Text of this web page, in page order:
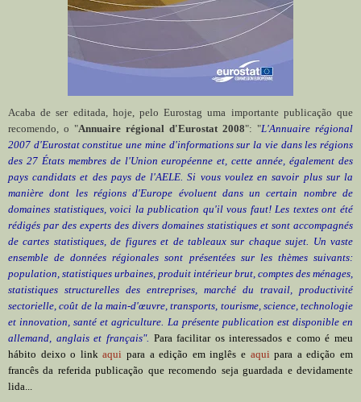
Acaba de ser editada, hoje, pelo Eurostag uma importante publicação que
recomendo, o "Annuaire régional d'Eurostat 2008": "L'Annuaire régional
2007 d'Eurostat constitue une mine d'informations sur la vie dans les régions
des 27 États membres de l'Union européenne et, cette année, également des
pays candidats et des pays de l'AELE. Si vous voulez en savoir plus sur la
manière dont les régions d'Europe évoluent dans un certain nombre de
domaines statistiques, voici la publication qu'il vous faut! Les textes ont été
rédigés par des experts des divers domaines statistiques et sont accompagnés
de cartes statistiques, de figures et de tableaux sur chaque sujet. Un vaste
ensemble de données régionales sont présentées sur les thèmes suivants:
population, statistiques urbaines, produit intérieur brut, comptes des ménages,
statistiques structurelles des entreprises, marché du travail, productivité
sectorielle, coût de la main-d'œuvre, transports, tourisme, science, technologie
et innovation, santé et agriculture. La présente publication est disponible en
allemand, anglais et français". Para facilitar os interessados e como é meu
hábito deixo o linkaqui para a edição em inglês e aqui para a edição em
francês da referida publicação que recomendo seja guardada e devidamente
lida...